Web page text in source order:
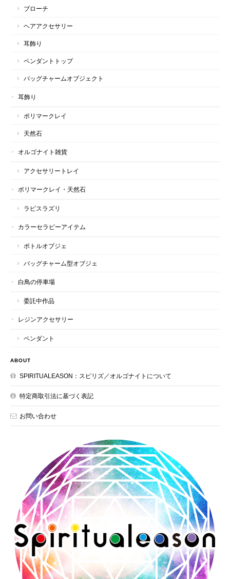
ブローチ
ヘアアクセサリー
耳飾り
ペンダントトップ
バッグチャームオブジェクト
耳飾り
ポリマークレイ
天然石
オルゴナイト雑貨
アクセサリートレイ
ポリマークレイ・天然石
ラピスラズリ
カラーセラピーアイテム
ボトルオブジェ
バッグチャーム型オブジェ
白鳥の停車場
委託中作品
レジンアクセサリー
ペンダント
ABOUT
SPIRITUALEASON：スピリズ／オルゴナイトについて
特定商取引法に基づく表記
お問い合わせ